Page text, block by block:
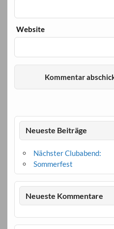
Website
Neueste Beiträge
Nächster Clubabend:
Sommerfest
Neueste Kommentare